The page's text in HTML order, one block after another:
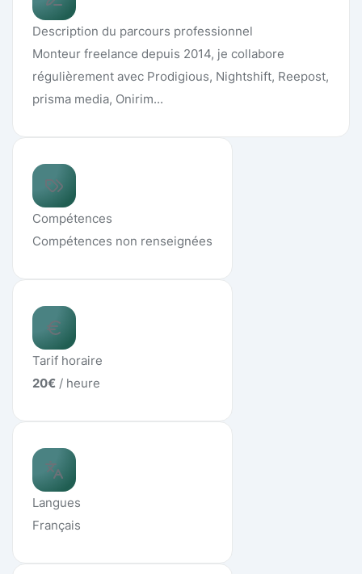
Description du parcours professionnel
Monteur freelance depuis 2014, je collabore
régulièrement avec Prodigious, Nightshift, Reepost,
prisma media, Onirim...
Compétences
Compétences non renseignées
Tarif horaire
20€ / heure
Langues
Français